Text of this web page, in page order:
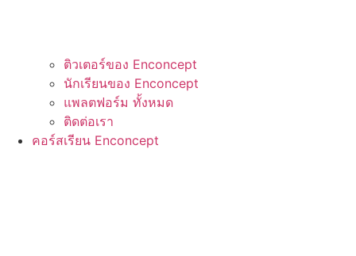
ติวเตอร์ของ Enconcept
นักเรียนของ Enconcept
แพลตฟอร์ม ทั้งหมด
ติดต่อเรา
คอร์สเรียน Enconcept